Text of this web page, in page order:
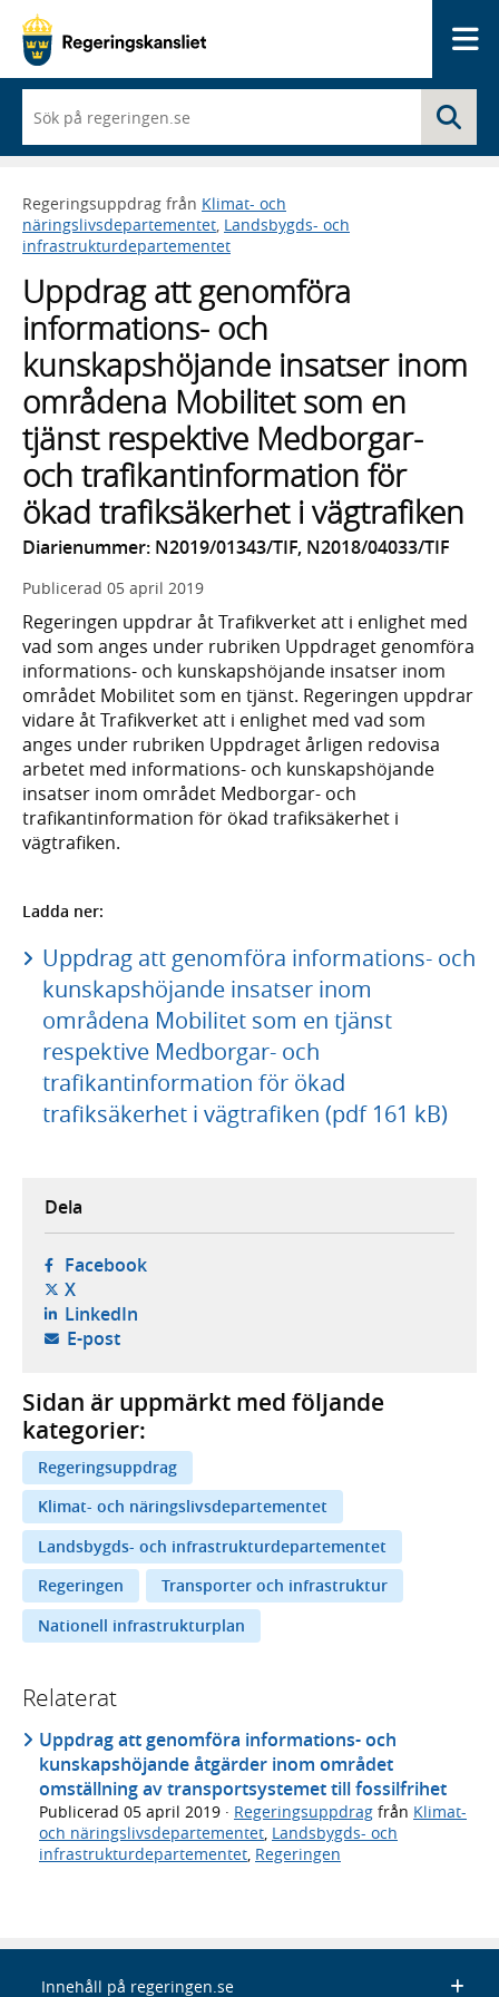
du
börjar
skriva
framträder
en
lista
sökförslag
Regeringsuppdrag från Klimat- och
näringslivsdepartementet, Landsbygds- och
infrastrukturdepartementet
Uppdrag att genomföra
informations- och
kunskapshöjande insatser inom
områdena Mobilitet som en
tjänst respektive Medborgar-
och trafikantinformation för
ökad trafiksäkerhet i vägtrafiken
Diarienummer: N2019/01343/TIF, N2018/04033/TIF
Publicerad 05 april 2019
Regeringen uppdrar åt Trafikverket att i enlighet med
vad som anges under rubriken Uppdraget genomföra
informations- och kunskapshöjande insatser inom
området Mobilitet som en tjänst. Regeringen uppdrar
vidare åt Trafikverket att i enlighet med vad som
anges under rubriken Uppdraget årligen redovisa
arbetet med informations- och kunskapshöjande
insatser inom området Medborgar- och
trafikantinformation för ökad trafiksäkerhet i
vägtrafiken.
Ladda ner:
Uppdrag att genomföra informations- och
kunskapshöjande insatser inom
områdena Mobilitet som en tjänst
respektive Medborgar- och
trafikantinformation för ökad
trafiksäkerhet i vägtrafiken (pdf 161 kB)
Dela
Facebook- öppnas i ny flik, extern webbplats,
X- öppnas i ny flik, extern webbplats,
LinkedIn- öppnas i ny flik, extern webbplats,
E-post- öppnar din e-postklient,
Sidan är uppmärkt med följande
kategorier:
Regeringsuppdrag
Klimat- och näringslivsdepartementet
Landsbygds- och infrastrukturdepartementet
Regeringen
Transporter och infrastruktur
Nationell infrastrukturplan
Relaterat
Uppdrag att genomföra informations- och
kunskapshöjande åtgärder inom området
omställning av transportsystemet till fossilfrihet
Publicerad 05 april 2019 · Regeringsuppdrag från Klimat-
och näringslivsdepartementet, Landsbygds- och
infrastrukturdepartementet, Regeringen
Innehåll på regeringen.se